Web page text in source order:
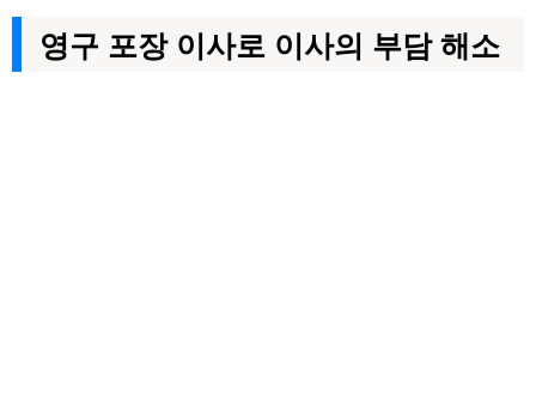
영구 포장 이사로 이사의 부담 해소